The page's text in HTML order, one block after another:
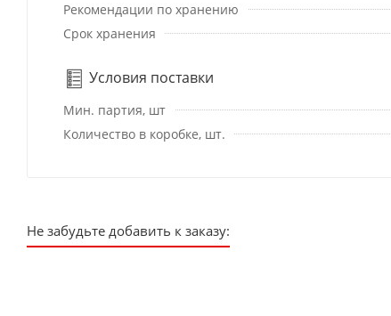
Рекомендации по хранению
Срок хранения
Условия поставки
Мин. партия, шт
Количество в коробке, шт.
Не забудьте добавить к заказу: